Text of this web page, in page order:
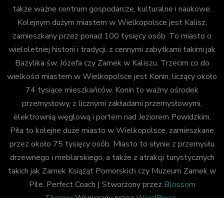
także ważne centrum gospodarcze, kulturalne i naukowe.
Kolejnym dużym miastem w Wielkopolsce jest Kalisz,
zamieszkany przez ponad 100 tysięcy osób. To miasto o
wieloletniej historii i tradycji, z cennymi zabytkami takimi jak
Bazylika św. Józefa czy Zamek w Kaliszu. Trzecim co do
wielkości miastem w Wielkopolsce jest Konin, liczący około
74 tysiące mieszkańców. Konin to ważny ośrodek
przemysłowy, z licznymi zakładami przemysłowymi,
elektrownią węglową i portem nad Jeziorem Powidzkim.
Piła to kolejne duże miasto w Wielkopolsce, zamieszkane
przez około 75 tysięcy osób. Miasto to słynie z przemysłu
drzewnego i meblarskiego, a także z atrakcji turystycznych
takich jak Zamek Książąt Pomorskich czy Muzeum Zamek w
Pile. Perfect Coach | Stworzony przez Blossom